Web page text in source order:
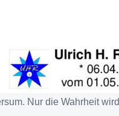
Nur die Wahrheit wird